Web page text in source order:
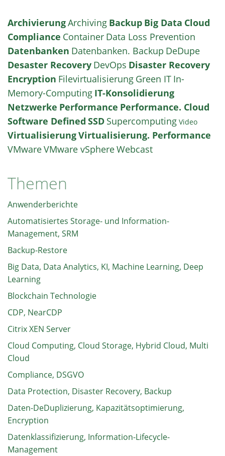
ArchivierungArchiving Backup Big Data Cloud
Compliance Container Data Loss Prevention
Datenbanken Datenbanken. Backup DeDupe
Desaster Recovery DevOps Disaster Recovery
Encryption Filevirtualisierung Green IT In-
Memory-Computing IT-Konsolidierung
Netzwerke Performance Performance. Cloud
Software Defined SSD Supercomputing Video
VirtualisierungVirtualisierung. Performance
VMwareVMware vSphereWebcast
Themen
Anwenderberichte
Automatisiertes Storage- und Information-
Management, SRM
Backup-Restore
Big Data, Data Analytics, KI, Machine Learning, Deep
Learning
Blockchain Technologie
CDP, NearCDP
Citrix XEN Server
Cloud Computing, Cloud Storage, Hybrid Cloud, Multi
Cloud
Compliance, DSGVO
Data Protection, Disaster Recovery, Backup
Daten-DeDuplizierung, Kapazitätsoptimierung,
Encryption
Datenklassifizierung, Information-Lifecycle-
Management